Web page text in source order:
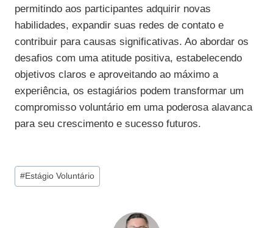
permitindo aos participantes adquirir novas
habilidades, expandir suas redes de contato e
contribuir para causas significativas. Ao abordar os
desafios com uma atitude positiva, estabelecendo
objetivos claros e aproveitando ao máximo a
experiência, os estagiários podem transformar um
compromisso voluntário em uma poderosa alavanca
para seu crescimento e sucesso futuros.
Tags
do
#Estágio Voluntário